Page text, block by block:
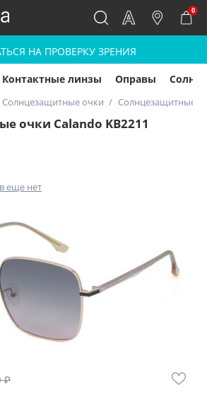
0
НА ПРОВЕРКУ ЗРЕНИЯ
Контактные линзы Оправы
Солнцезащитные очки Солнцезащитные
очки Calando KB2211
еще нет
₽